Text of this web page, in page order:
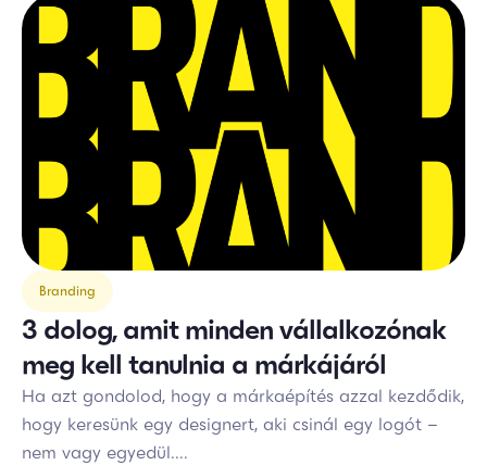
Branding
3 dolog, amit minden vállalkozónak
meg kell tanulnia a márkájáról
Ha azt gondolod, hogy a márkaépítés azzal kezdődik,
hogy keresünk egy designert, aki csinál egy logót –
nem vagy egyedül....